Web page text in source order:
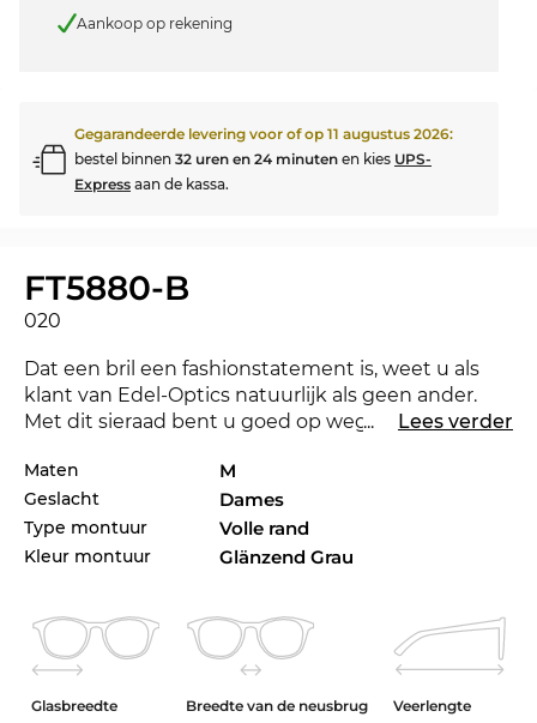
Aankoop op rekening
Gegarandeerde levering voor of op 11 augustus 2026:
bestel binnen 32 uren en 24 minuten en kies UPS-
Express aan de kassa.
FT5880-B
020
Dat een bril een fashionstatement is, weet u als
klant van Edel-Optics natuurlijk als geen ander.
Met dit sieraad bent u goed op weg en overtuigt u
FT5880-B is in 2023 nieuw op de markt gebracht,
zodat u met deze bril altijd bij de tijd bent. De
FT5880-B is in de Edel-Optics onlineshop ook in
andere stijlen van
Tom Fordcollectie van 2022 en
Deze bril ontleent zijn klassieke karakter aan haar
uitgesproken lijnenspel en maken die bril tot een
accentueert de gezichtsvorm en is daarmee het
... Lees verder
Maten M
Geslacht Dames
Type montuur Volle rand
Kleur montuur Glänzend Grau
Glasbreedte
Breedte van de neusbrug
Veerlengte